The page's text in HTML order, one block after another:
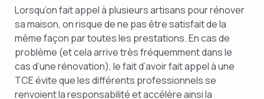
Lorsqu’on fait appel à plusieurs artisans pour rénover
sa maison, on risque de ne pas être satisfait de la
même façon par toutes les prestations. En cas de
problème (et cela arrive très fréquemment dans le
cas d’une rénovation), le fait d’avoir fait appel à une
TCE évite que les différents professionnels se
renvoient la responsabilité et accélère ainsi la